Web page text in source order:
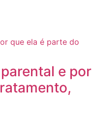
e por